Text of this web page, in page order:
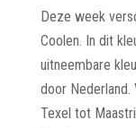
Deze week
Coolen. In dit
uitneembare
door Nederland.
Texel tot